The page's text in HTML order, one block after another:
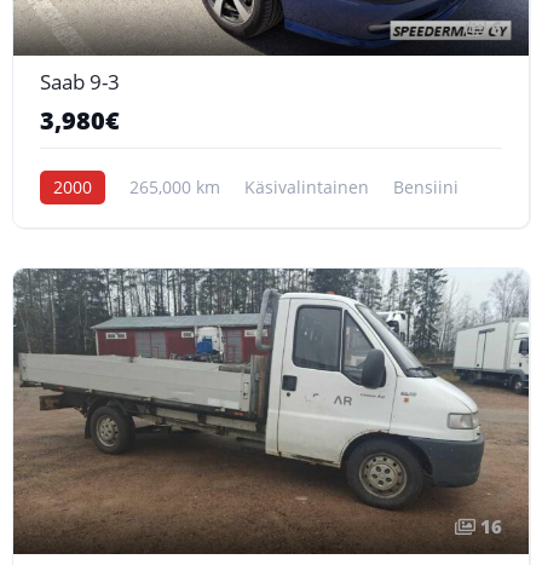
6
Saab 9-3
3,980€
2000 265,000 km Käsivalintainen Bensiini
16